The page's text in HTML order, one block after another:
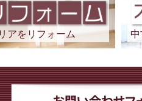
アをリフォーム 中